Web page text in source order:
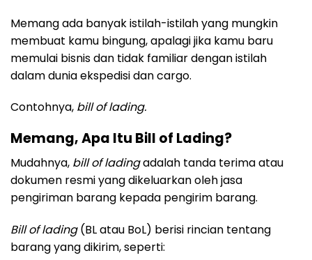
Memang ada banyak istilah-istilah yang mungkin
membuat kamu bingung, apalagi jika kamu baru
memulai bisnis dan tidak familiar dengan istilah
dalam dunia ekspedisi dan cargo.
Contohnya, bill of lading.
Memang, Apa Itu Bill of Lading?
Mudahnya, bill of ladingadalah tanda terima atau
dokumen resmi yang dikeluarkan oleh jasa
pengiriman barang kepada pengirim barang.
Bill of lading(BL atau BoL) berisi rincian tentang
barang yang dikirim, seperti: